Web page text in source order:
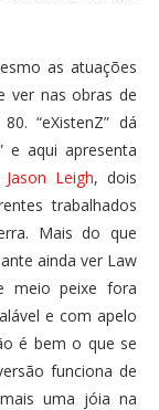
as atuações
ver nas obras de
“eXistenZ” dá
e aqui apresenta
Jason Leigh, dois
trabalhados
Mais do que
ainda ver Law
meio peixe fora
e com apelo
é bem o que se
funciona de
uma jóia na